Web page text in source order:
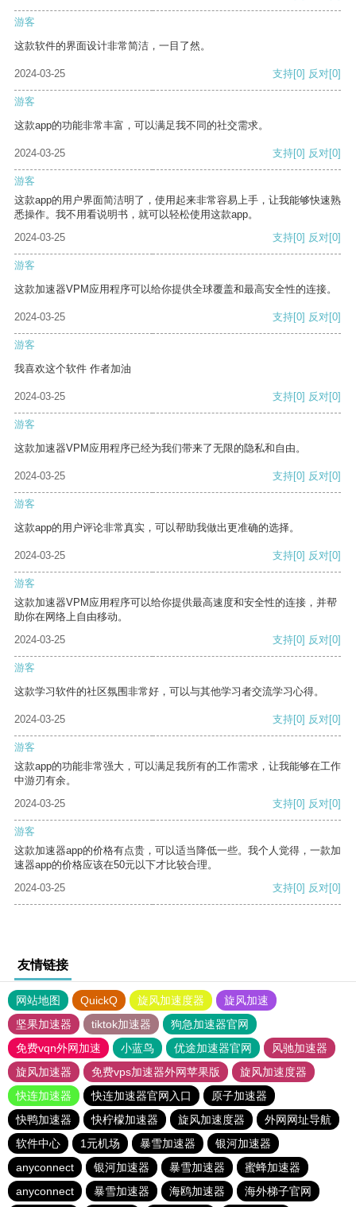
游客
这款软件的界面设计非常简洁，一目了然。
2024-03-25 支持[0] 反对[0]
游客
这款app的功能非常丰富，可以满足我不同的社交需求。
2024-03-25 支持[0] 反对[0]
游客
这款app的用户界面简洁明了，使用起来非常容易上手，让我能够快速熟
悉操作。我不用看说明书，就可以轻松使用这款app。
2024-03-25
支持[0] 反对[0]
游客
这款加速器VPM应用程序可以给你提供全球覆盖和最高安全性的连接。
2024-03-25 支持[0] 反对[0]
游客
我喜欢这个软件 作者加油
2024-03-25 支持[0] 反对[0]
游客
这款加速器VPM应用程序已经为我们带来了无限的隐私和自由。
2024-03-25 支持[0] 反对[0]
游客
这款app的用户评论非常真实，可以帮助我做出更准确的选择。
2024-03-25 支持[0] 反对[0]
游客
这款加速器VPM应用程序可以给你提供最高速度和安全性的连接，并帮
助你在网络上自由移动。
2024-03-25
支持[0] 反对[0]
游客
这款学习软件的社区氛围非常好，可以与其他学习者交流学习心得。
2024-03-25 支持[0] 反对[0]
游客
这款app的功能非常强大，可以满足我所有的工作需求，让我能够在工作
中游刃有余。
2024-03-25
支持[0] 反对[0]
游客
这款加速器app的价格有点贵，可以适当降低一些。我个人觉得，一款加
速器app的价格应该在50元以下才比较合理。
2024-03-25
支持[0] 反对[0]
友情链接
网站地图 QuickQ 旋风加速度器
旋风加速
坚果加速器
tiktok加速器
狗急加速器官网
免费vqn外网加速
小蓝鸟 优途加速器官网
风驰加速器
旋风加速器
免费vps加速器外网苹果版
旋风加速度器
快连加速器
快连加速器官网入口
原子加速器
快鸭加速器
快柠檬加速器 旋风加速度器
外网网址导航
软件中心
1元机场 暴雪加速器
银河加速器
anyconnect
银河加速器 暴雪加速器
蜜蜂加速器
anyconnect
暴雪加速器 海鸥加速器 海外梯子官网